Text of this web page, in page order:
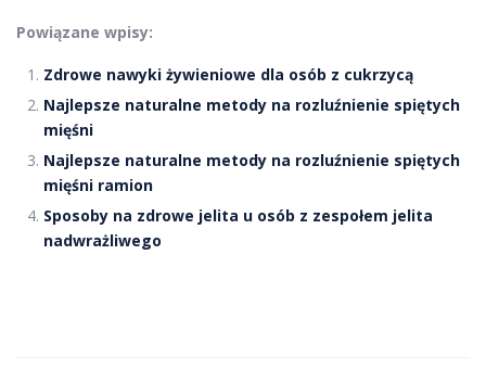
Powiązane wpisy:
Zdrowe nawyki żywieniowe dla osób z cukrzycą
Najlepsze naturalne metody na rozluźnienie spiętych
mięśni
Najlepsze naturalne metody na rozluźnienie spiętych
mięśni ramion
Sposoby na zdrowe jelita u osób z zespołem jelita
nadwrażliwego